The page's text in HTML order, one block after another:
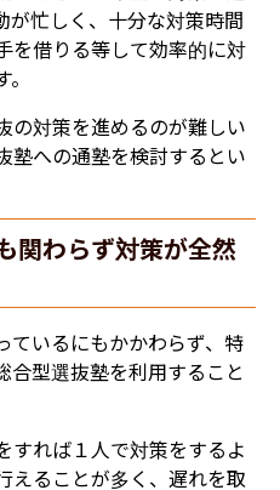
が忙しく、十分な対策時間
を借りる等して効率的に対
の対策を進めるのが難しい
塾への通塾を検討するとい
関わらず対策が全然
ているにもかかわらず、特
合型選抜塾を利用すること
すれば１人で対策をするよ
えることが多く、遅れを取